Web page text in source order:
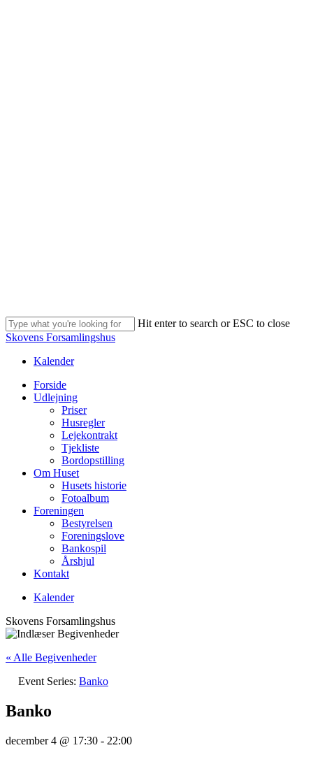
Hit enter to search or ESC to close
Close
Skovens Forsamlingshus
Kalender
Menu
Forside
Udlejning
Priser
Husregler
Lejekontrakt
Tjekliste
Bordopstilling
Om Huset
Husets historie
Fotoalbum
Foreningen
Bestyrelsen
Foreningslove
Bankospil
Årshjul
Kontakt
Kalender
Skovens Forsamlingshus
« Alle Begivenheder
Event Series: Banko
Banko
december 4 @ 17:30 - 22:00